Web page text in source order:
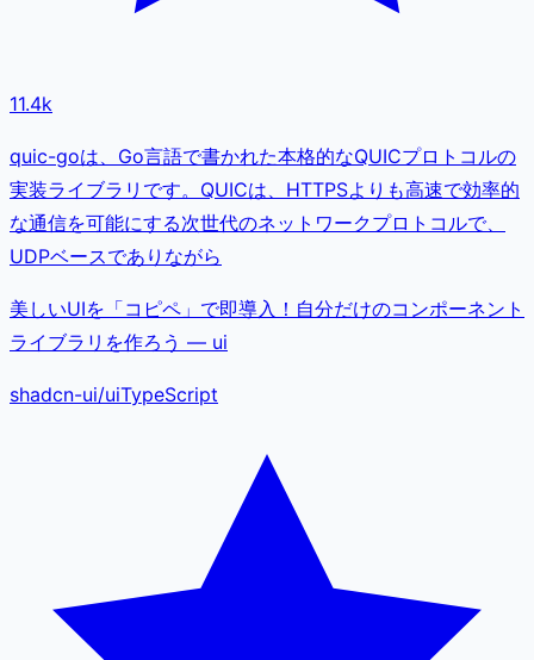
11.4k
quic-goは、Go言語で書かれた本格的なQUICプロトコルの
実装ライブラリです。QUICは、HTTPSよりも高速で効率的
な通信を可能にする次世代のネットワークプロトコルで、
UDPベースでありながら
美しいUIを「コピペ」で即導入！自分だけのコンポーネント
ライブラリを作ろう — ui
shadcn-ui/uiTypeScript